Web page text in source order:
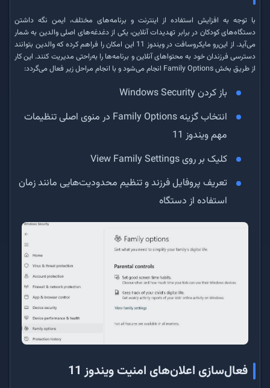
با توجه به افزایش استفاده از اینترنت و برنامه‌های مختلف، ایمن نگه داشتن
دستگاه‌های کودکان در برابر تهدیدات آنلاین، یکی از دغدغه‌های اصلی والدین به شمار
می‌آید. از این‌رو مایکروسافت در ویندوز 11 این امکان را فراهم کرده که والدین بتوانند
دسترسی فرزندان خود به محتواهای آنلاین و برنامه‌ها را به‌راحتی مدیریت کنند. این کار
از طریق بخش Family Options انجام می‌شود و با انجام مراحل زیر فعال می‌گردد:
باز کردن Windows Security
انتخاب گزینه Family Options در منوی اصلی تنظیمات
مهم ویندوز 11
کلیک بر روی View Family Settings
تعریف پروفایل فرزند و تنظیم محدودیت‌هایی مانند زمان
استفاده از دستگاه
فعال‌سازی اعلان‌های امنیت ویندوز 11